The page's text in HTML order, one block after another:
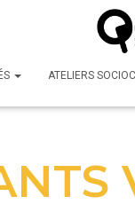
ATELIERS